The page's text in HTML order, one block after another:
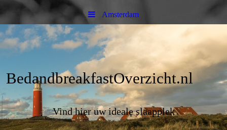
Amsterdam
BedandbreakfastOverzicht.nl
Vind hier uw ideale slaapplek